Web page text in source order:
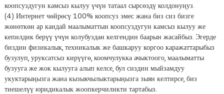
коопсуздугун камсыз кылуу үчүн татаал сырсөздү колдонуңуз.
(4) Интернет чөйрөсү 100% коопсуз эмес жана биз сиз бизге
жөнөткөн ар кандай маалыматтын коопсуздугун камсыз кылуу же
кепилдик берүү үчүн колубуздан келгендин баарын жасайбыз. Эгерде
биздин физикалык, техникалык же башкаруу коргоо каражаттарыбыз
бузулуп, уруксатсыз кирүүгө, коомчулукка ачыктоого, маалыматты
бузууга же жок кылууга алып келсе, бул сиздин мыйзамдуу
укуктарыңызга жана кызыкчылыктарыңызга зыян келтирсе, биз
тиешелүү юридикалык жоопкерчиликти тартабыз.